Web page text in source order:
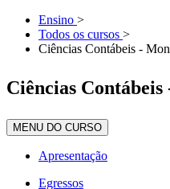
Ensino >
Todos os cursos >
Ciências Contábeis -
Ciências
MENU DO CURSO
Apresentação
Egressos